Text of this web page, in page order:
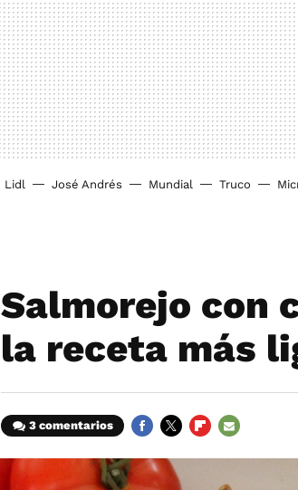
Lidl José Andrés Mundial Truco
Salmorejo con
la receta más
3 comentarios